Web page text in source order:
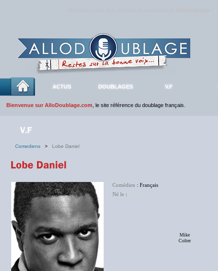
ACTUS DOUBLAGES V.F
Bienvenue sur AlloDoublage.com , le site référence du doublage français.
Comediens > Lobe Daniel
Comédien : Français
Né le :
Mike
Colter